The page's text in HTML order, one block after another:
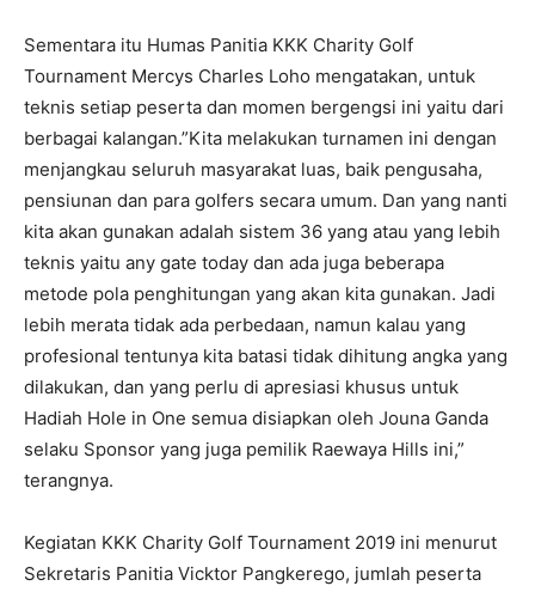
Sementara itu Humas Panitia KKK Charity Golf
Tournament Mercys Charles Loho mengatakan, untuk
teknis setiap peserta dan momen bergengsi ini yaitu dari
berbagai kalangan.”Kita melakukan turnamen ini dengan
menjangkau seluruh masyarakat luas, baik pengusaha,
pensiunan dan para golfers secara umum. Dan yang nanti
kita akan gunakan adalah sistem 36 yang atau yang lebih
teknis yaitu any gate today dan ada juga beberapa
metode pola penghitungan yang akan kita gunakan. Jadi
lebih merata tidak ada perbedaan, namun kalau yang
profesional tentunya kita batasi tidak dihitung angka yang
dilakukan, dan yang perlu di apresiasi khusus untuk
Hadiah Hole in One semua disiapkan oleh Jouna Ganda
selaku Sponsor yang juga pemilik Raewaya Hills ini,”
terangnya.
Kegiatan KKK Charity Golf Tournament 2019 ini menurut
Sekretaris Panitia Vicktor Pangkerego, jumlah peserta